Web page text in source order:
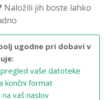
Naložili jih boste lahko
ugodne pri dobavi v
vaše datoteke
končni format
vaš naslov